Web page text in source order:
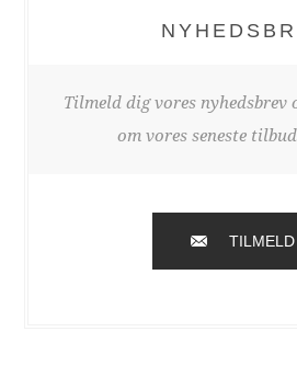
Tilmeld dig vores
om vores seneste
TILMELD